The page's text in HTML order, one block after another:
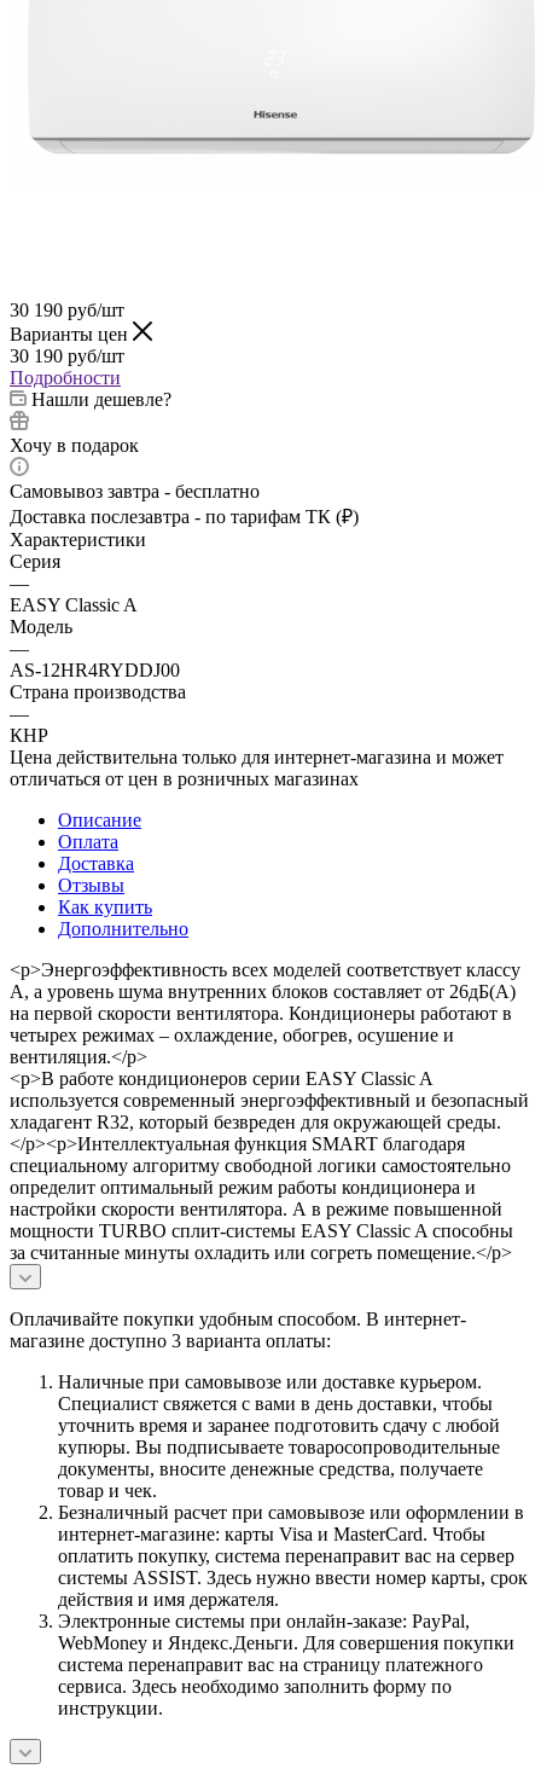
30 190 руб/шт
Варианты цен
30 190 руб/шт
Подробности
Нашли дешевле?
Хочу в подарок
Самовывоз завтра - бесплатно
Доставка послезавтра - по тарифам ТК (₽)
Характеристики
Серия
—
EASY Classic A
Модель
—
AS-12HR4RYDDJ00
Страна производства
—
КНР
Цена действительна только для интернет-магазина и может
отличаться от цен в розничных магазинах
Описание
Оплата
Доставка
Отзывы
Как купить
Дополнительно
<p>Энергоэффективность всех моделей соответствует классу
А, а уровень шума внутренних блоков составляет от 26дБ(А)
на первой скорости вентилятора. Кондиционеры работают в
четырех режимах – охлаждение, обогрев, осушение и
вентиляция.</p>
<p>В работе кондиционеров серии EASY Classic A
используется современный энергоэффективный и безопасный
хладагент R32, который безвреден для окружающей среды.
</p><p>Интеллектуальная функция SMART благодаря
специальному алгоритму свободной логики самостоятельно
определит оптимальный режим работы кондиционера и
настройки скорости вентилятора. А в режиме повышенной
мощности TURBO сплит-системы EASY Classic A способны
за считанные минуты охладить или согреть помещение.</p>
Оплачивайте покупки удобным способом. В интернет-
магазине доступно 3 варианта оплаты:
Наличные при самовывозе или доставке курьером.
Специалист свяжется с вами в день доставки, чтобы
уточнить время и заранее подготовить сдачу с любой
купюры. Вы подписываете товаросопроводительные
документы, вносите денежные средства, получаете
товар и чек.
Безналичный расчет при самовывозе или оформлении в
интернет-магазине: карты Visa и MasterCard. Чтобы
оплатить покупку, система перенаправит вас на сервер
системы ASSIST. Здесь нужно ввести номер карты, срок
действия и имя держателя.
Электронные системы при онлайн-заказе: PayPal,
WebMoney и Яндекс.Деньги. Для совершения покупки
система перенаправит вас на страницу платежного
сервиса. Здесь необходимо заполнить форму по
инструкции.